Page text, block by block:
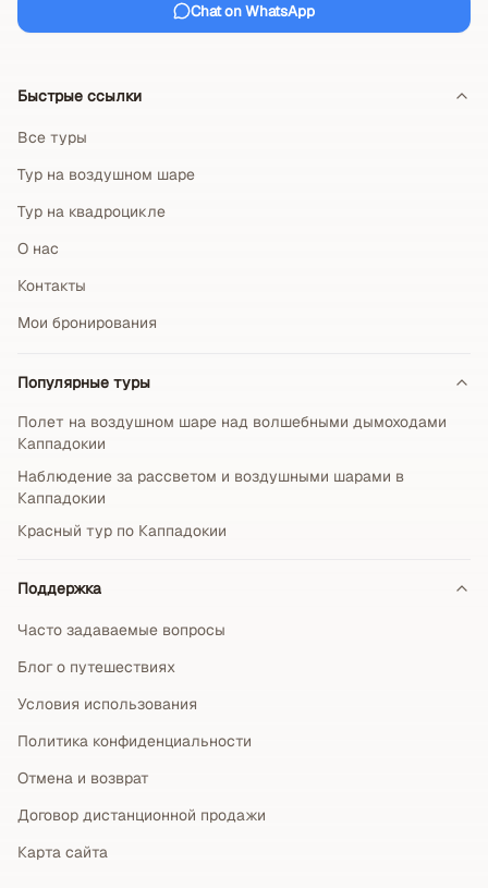
Chat on WhatsApp
Быстрые ссылки
Все туры
Тур на воздушном шаре
Тур на квадроцикле
О нас
Контакты
Мои бронирования
Популярные туры
Полет на воздушном шаре над волшебными дымоходами
Каппадокии
Наблюдение за рассветом и воздушными шарами в
Каппадокии
Красный тур по Каппадокии
Поддержка
Часто задаваемые вопросы
Блог о путешествиях
Условия использования
Политика конфиденциальности
Отмена и возврат
Договор дистанционной продажи
Карта сайта